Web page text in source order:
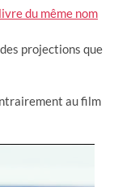
livre du même nom
projections que
au film